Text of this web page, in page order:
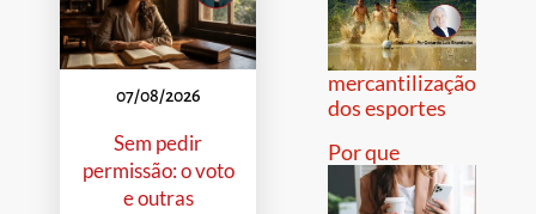
07/08/2026
Sem pedir
permissão: o voto
e outras
mercantilização
dos esportes
Por que